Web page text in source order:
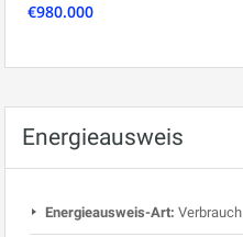
€980.000
Energieausweis
Energieausweis-Art: Verbrauch